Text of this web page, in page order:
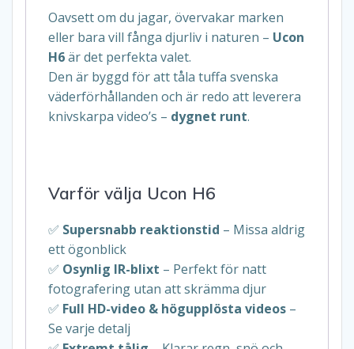
Oavsett om du jagar, övervakar marken
eller bara vill fånga djurliv i naturen – Ucon
H6är det perfekta valet.
Den är byggd för att tåla tuffa svenska
väderförhållanden och är redo att leverera
knivskarpa video’s – dygnet runt.
Varför välja Ucon H6
✅ Supersnabb reaktionstid – Missa aldrig
ett ögonblick
✅ Osynlig IR-blixt – Perfekt för natt
fotografering utan att skrämma djur
✅ Full HD-video & högupplösta videos –
Se varje detalj